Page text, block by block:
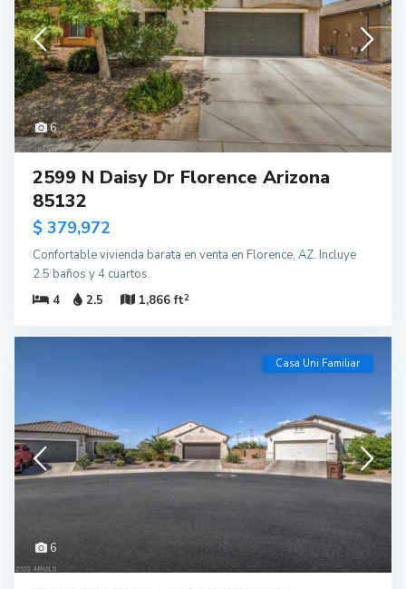
6
2599 N Daisy Dr Florence Arizona
85132
$ 379,972
Confortable vivienda barata en venta en Florence, AZ. Incluye
2.5 baños y 4 cuartos.
4
2.5 1,866 ft2
6
Casa Uni Familiar